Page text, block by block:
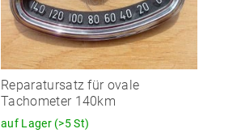
Reparatursatz für ovale
Tachometer 140km
auf Lager (>5 St)